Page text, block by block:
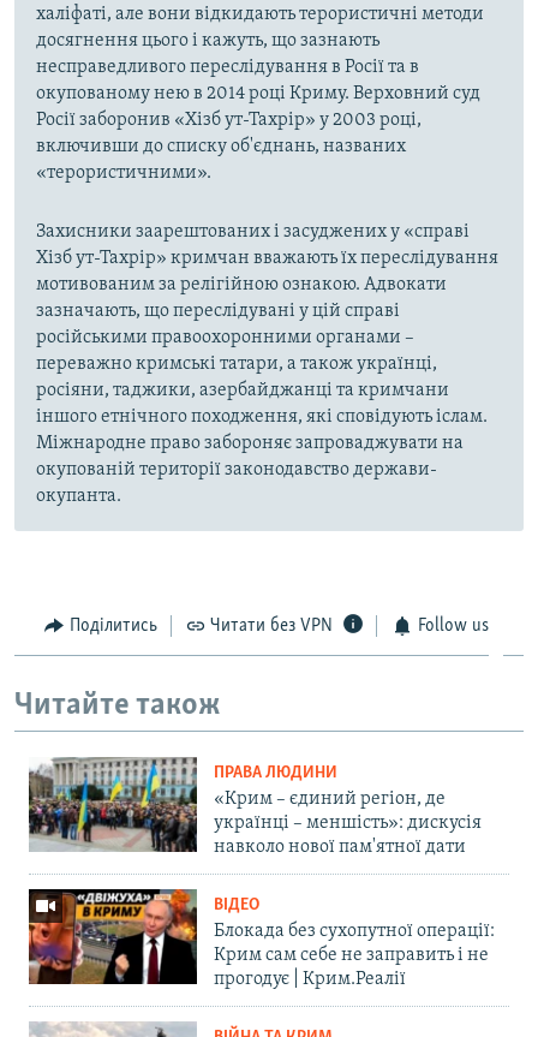
халіфаті, але вони відкидають терористичні методи
досягнення цього і кажуть, що зазнають
несправедливого переслідування в Росії та в
окупованому нею в 2014 році Криму. Верховний суд
Росії заборонив «Хізб ут-Тахрір» у 2003 році,
включивши до списку об'єднань, названих
«терористичними».
Захисники заарештованих і засуджених у «справі
Хізб ут-Тахрір» кримчан вважають їх переслідування
мотивованим за релігійною ознакою. Адвокати
зазначають, що переслідувані у цій справі
російськими правоохоронними органами –
переважно кримські татари, а також українці,
росіяни, таджики, азербайджанці та кримчани
іншого етнічного походження, які сповідують іслам.
Міжнародне право забороняє запроваджувати на
окупованій території законодавство держави-
окупанта.
Поділитись Читати без VPN Follow us
Читайте також
ПРАВА ЛЮДИНИ
«Крим – єдиний регіон, де
українці – меншість»: дискусія
навколо нової пам'ятної дати
ВІДЕО
Блокада без сухопутної операції:
Крим сам себе не заправить і не
прогодує | Крим.Реалії